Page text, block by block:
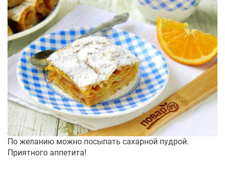
По желанию можно посыпать сахарной пудрой.
Приятного аппетита!